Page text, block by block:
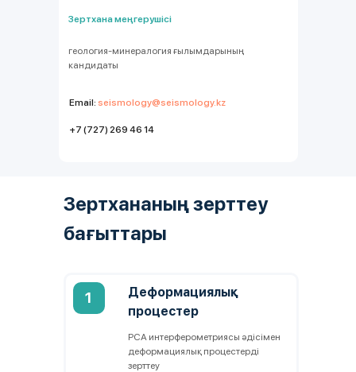
Зертхана меңгерушісі
геология-минералогия ғылымдарының
кандидаты
+7 (727) 269 46 14
Email: seismology@seismology.kz
Зертхананың зерттеу
бағыттары
Деформациялық
процестер
РСА интерферометриясы әдісімен
деформациялық процестерді
зерттеу
1